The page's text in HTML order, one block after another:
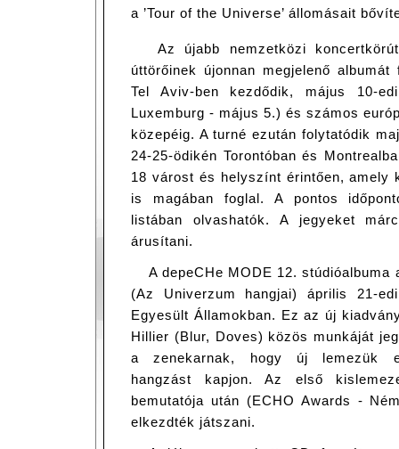
a ’Tour of the Universe’ állomásait
Az újabb nemzetközi
úttörőinek újonnan megjelenő
Tel Aviv-ben kezdődik, május 10-
Luxemburg - május 5.) és számos
közepéig. A turné ezután folytatódik
24-25-ödikén Torontóban és
18 várost és helyszínt érintően, amely
is magában foglal. A pontos
listában olvashatók. A jegyeket
árusítani.
A depeCHe MODE 12. stúdióalbuma
(Az Univerzum hangjai) április 21-
Egyesült Államokban. Ez az új
Hillier (Blur, Doves) közös munkáját
a zenekarnak, hogy új lemezük
hangzást kapjon. Az első
bemutatója után (ECHO Awards -
elkezdték játszani.